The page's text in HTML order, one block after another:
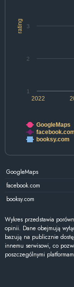
rating
2022
1
2
3
GoogleMaps
booksy.com
GoogleMaps
facebook.com
booksy.com
Wykres przedstawia
opinii. Dane obejmują
bazują na publicznie
innemu serwisowi, co
poszczególnymi